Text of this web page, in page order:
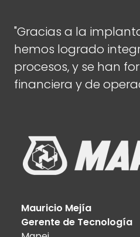
"Gracias a la
hemos logrado
procesos, y se han
financiera y de
Mauricio Mejía
Gerente de Tecnología